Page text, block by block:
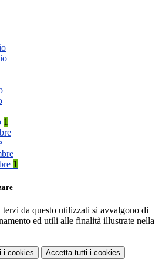
1
1
da questo utilizzati si avvalgono di
ed utili alle finalità illustrate nella
i cookies Accetta tutti i cookies